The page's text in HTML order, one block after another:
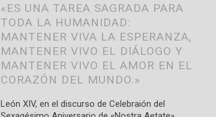
«ES UNA TAREA SAGRADA PARA
TODA LA HUMANIDAD:
MANTENER VIVA LA ESPERANZA,
MANTENER VIVO EL DIÁLOGO Y
MANTENER VIVO EL AMOR EN EL
CORAZÓN DEL MUNDO.»
León XIV, en el discurso de Celebraión del